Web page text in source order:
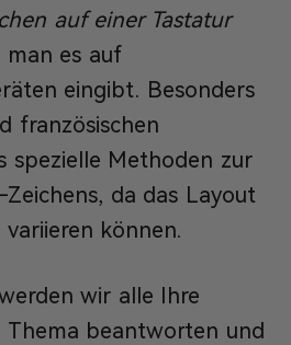
auf einer Tastatur
es auf
eingibt. Besonders
französischen
spezielle Methoden zur
Zeichens, da das Layout
können.
wir alle Ihre
Thema beantworten und